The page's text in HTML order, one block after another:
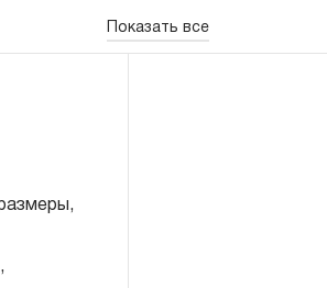
Показать все